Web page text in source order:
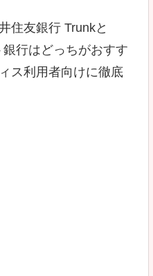
住友銀行 Trunkと
行はどっちがおすす
ス利用者向けに徹底